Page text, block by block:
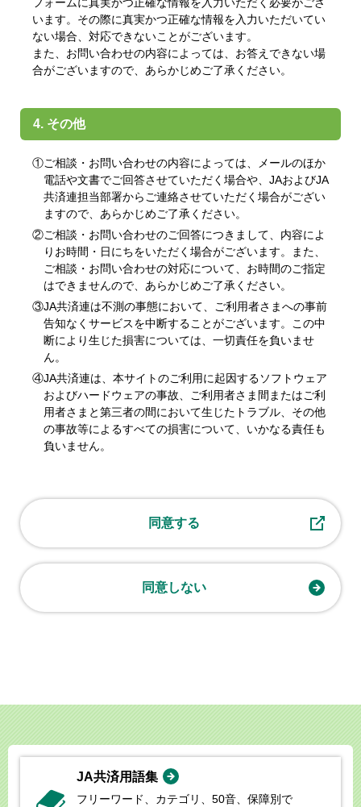
います。その際に真実かつ正確な情報を入力いただいてい
ない場合、対応できないことがございます。
また、お問い合わせの内容によっては、お答えできない場
合がございますので、あらかじめご了承ください。
4. その他
①ご相談・お問い合わせの内容によっては、メールのほか
電話や文書でご回答させていただく場合や、JAおよびJA
共済連担当部署からご連絡させていただく場合がござい
ますので、あらかじめご了承ください。
②ご相談・お問い合わせのご回答につきまして、内容によ
りお時間・日にちをいただく場合がございます。また、
ご相談・お問い合わせの対応について、お時間のご指定
はできませんので、あらかじめご了承ください。
③JA共済連は不測の事態において、ご利用者さまへの事前
告知なくサービスを中断することがございます。この中
断により生じた損害については、一切責任を負いませ
ん。
④JA共済連は、本サイトのご利用に起因するソフトウェア
およびハードウェアの事故、ご利用者さま間またはご利
用者さまと第三者の間において生じたトラブル、その他
の事故等によるすべての損害について、いかなる責任も
負いません。
同意する
同意しない
JA共済用語集
フリーワード、カテゴリ、50音、 保障別で